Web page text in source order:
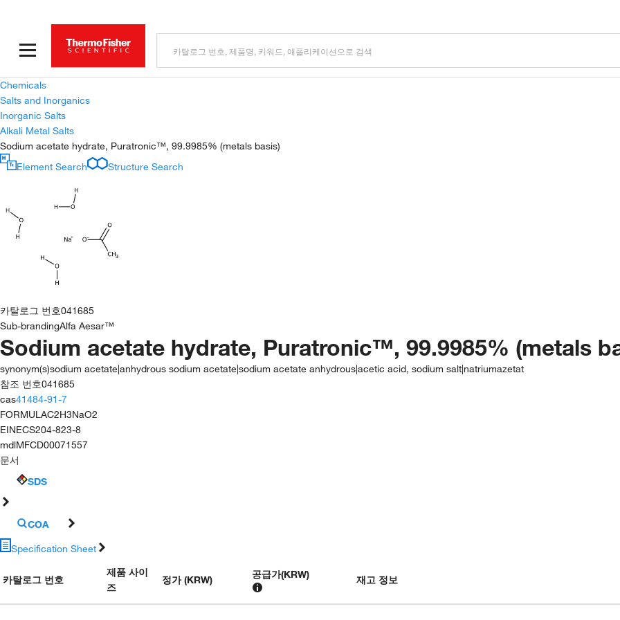
Chemicals
Salts and Inorganics
Inorganic Salts
Alkali Metal Salts
Sodium acetate hydrate, Puratronic™, 99.9985% (metals basis)
Element Search
Structure Search
카탈로그 번호041685
Sub-brandingAlfa Aesar™
Sodium acetate hydrate, Puratronic™, 99.9985% (metals
synonym(s)sodium acetate|anhydrous sodium acetate|sodium acetate anhydrous|acetic acid, sodium salt|natriumazetat
참조 번호041685
cas41484-91-7
FORMULAC2H3NaO2
EINECS204-823-8
mdlMFCD00071557
문서
SDS
COA
Specification Sheet
카탈로그 번호
제품 사이
즈
정가 (KRW) 공급가(KRW) 재고 정보